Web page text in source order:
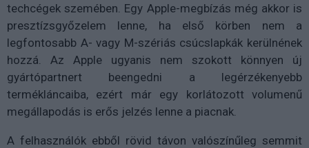
techcégek szemében. Egy Apple-megbízás még akkor is
presztízsgyőzelem lenne, ha első körben nem a
legfontosabb A- vagy M-szériás csúcslapkák kerülnének
hozzá. Az Apple ugyanis nem szokott könnyen új
gyártópartnert beengedni a legérzékenyebb
termékláncaiba, ezért már egy korlátozott volumenű
megállapodás is erős jelzés lenne a piacnak.
A felhasználók ebből rövid távon valószínűleg semmit